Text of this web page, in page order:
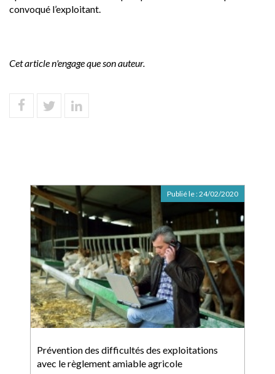
convoqué l’exploitant.
Cet article n'engage que son auteur.
Prévention des difficultés des exploitations
avec le règlement amiable agricole
Publié le :24/02/2020